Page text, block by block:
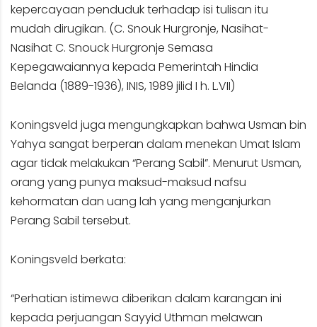
kepercayaan penduduk terhadap isi tulisan itu
mudah dirugikan. (C. Snouk Hurgronje, Nasihat-
Nasihat C. Snouck Hurgronje Semasa
Kepegawaiannya kepada Pemerintah Hindia
Belanda (1889-1936), INIS, 1989 jilid I h. L.VII)
Koningsveld juga mengungkapkan bahwa Usman bin
Yahya sangat berperan dalam menekan Umat Islam
agar tidak melakukan “Perang Sabil”. Menurut Usman,
orang yang punya maksud-maksud nafsu
kehormatan dan uang lah yang menganjurkan
Perang Sabil tersebut.
Koningsveld berkata:
“Perhatian istimewa diberikan dalam karangan ini
kepada perjuangan Sayyid Uthman melawan